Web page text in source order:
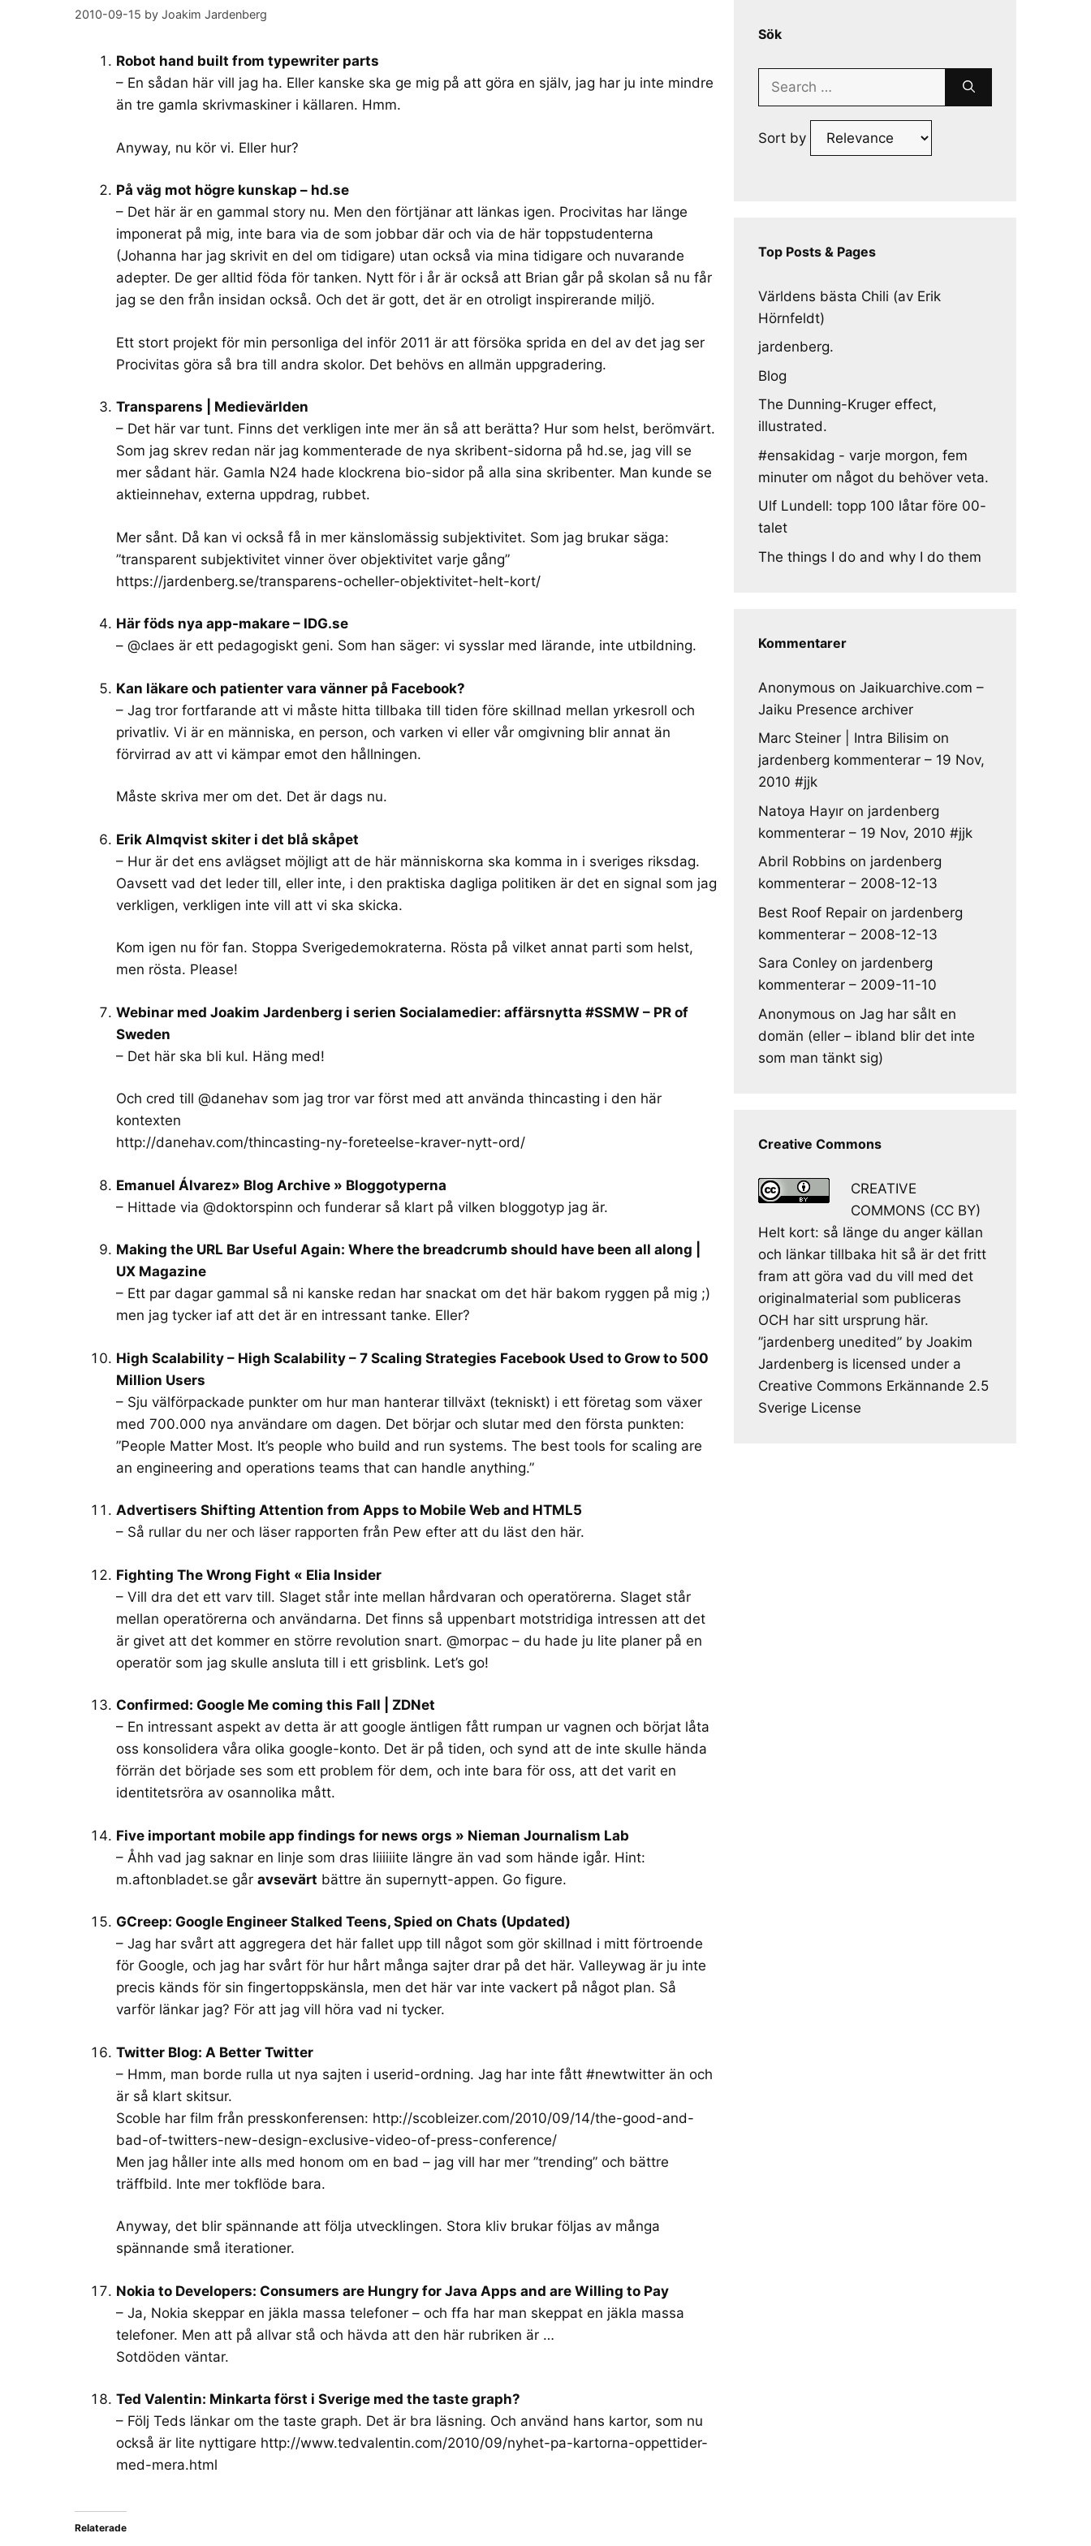
2010-09-15 by Joakim Jardenberg
Robot hand built from typewriter parts
– En sådan här vill jag ha. Eller kanske ska ge mig på att göra en själv, jag har ju inte mindre
än tre gamla skrivmaskiner i källaren. Hmm.
Anyway, nu kör vi. Eller hur?
På väg mot högre kunskap – hd.se
– Det här är en gammal story nu. Men den förtjänar att länkas igen. Procivitas har länge
imponerat på mig, inte bara via de som jobbar där och via de här toppstudenterna
(Johanna har jag skrivit en del om tidigare) utan också via mina tidigare och nuvarande
adepter. De ger alltid föda för tanken. Nytt för i år är också att Brian går på skolan så nu får
jag se den från insidan också. Och det är gott, det är en otroligt inspirerande miljö.
Ett stort projekt för min personliga del inför 2011 är att försöka sprida en del av det jag ser
Procivitas göra så bra till andra skolor. Det behövs en allmän uppgradering.
Transparens | Medievärlden
– Det här var tunt. Finns det verkligen inte mer än så att berätta? Hur som helst, berömvärt.
Som jag skrev redan när jag kommenterade de nya skribent-sidorna på hd.se, jag vill se
mer sådant här. Gamla N24 hade klockrena bio-sidor på alla sina skribenter. Man kunde se
aktieinnehav, externa uppdrag, rubbet.
Mer sånt. Då kan vi också få in mer känslomässig subjektivitet. Som jag brukar säga:
”transparent subjektivitet vinner över objektivitet varje gång”
https://jardenberg.se/transparens-ocheller-objektivitet-helt-kort/
Här föds nya app-makare – IDG.se
– @claes är ett pedagogiskt geni. Som han säger: vi sysslar med lärande, inte utbildning.
Kan läkare och patienter vara vänner på Facebook?
– Jag tror fortfarande att vi måste hitta tillbaka till tiden före skillnad mellan yrkesroll och
privatliv. Vi är en människa, en person, och varken vi eller vår omgivning blir annat än
förvirrad av att vi kämpar emot den hållningen.
Måste skriva mer om det. Det är dags nu.
Erik Almqvist skiter i det blå skåpet
– Hur är det ens avlägset möjligt att de här människorna ska komma in i sveriges riksdag.
Oavsett vad det leder till, eller inte, i den praktiska dagliga politiken är det en signal som jag
verkligen, verkligen inte vill att vi ska skicka.
Kom igen nu för fan. Stoppa Sverigedemokraterna. Rösta på vilket annat parti som helst,
men rösta. Please!
Webinar med Joakim Jardenberg i serien Socialamedier: affärsnytta #SSMW – PR of
Sweden
– Det här ska bli kul. Häng med!
Och cred till @danehav som jag tror var först med att använda thincasting i den här
kontexten
http://danehav.com/thincasting-ny-foreteelse-kraver-nytt-ord/
Emanuel Álvarez» Blog Archive » Bloggotyperna
– Hittade via @doktorspinn och funderar så klart på vilken bloggotyp jag är.
Making the URL Bar Useful Again: Where the breadcrumb should have been all along |
UX Magazine
– Ett par dagar gammal så ni kanske redan har snackat om det här bakom ryggen på mig ;)
men jag tycker iaf att det är en intressant tanke. Eller?
High Scalability – High Scalability – 7 Scaling Strategies Facebook Used to Grow to 500
Million Users
– Sju välförpackade punkter om hur man hanterar tillväxt (tekniskt) i ett företag som växer
med 700.000 nya användare om dagen. Det börjar och slutar med den första punkten:
”People Matter Most. It’s people who build and run systems. The best tools for scaling are
an engineering and operations teams that can handle anything.”
Advertisers Shifting Attention from Apps to Mobile Web and HTML5
– Så rullar du ner och läser rapporten från Pew efter att du läst den här.
Fighting The Wrong Fight « Elia Insider
– Vill dra det ett varv till. Slaget står inte mellan hårdvaran och operatörerna. Slaget står
mellan operatörerna och användarna. Det finns så uppenbart motstridiga intressen att det
är givet att det kommer en större revolution snart. @morpac – du hade ju lite planer på en
operatör som jag skulle ansluta till i ett grisblink. Let’s go!
Confirmed: Google Me coming this Fall | ZDNet
– En intressant aspekt av detta är att google äntligen fått rumpan ur vagnen och börjat låta
oss konsolidera våra olika google-konto. Det är på tiden, och synd att de inte skulle hända
förrän det började ses som ett problem för dem, och inte bara för oss, att det varit en
identitetsröra av osannolika mått.
Five important mobile app findings for news orgs » Nieman Journalism Lab
– Åhh vad jag saknar en linje som dras liiiiiite längre än vad som hände igår. Hint:
m.aftonbladet.se går avsevärt bättre än supernytt-appen. Go figure.
GCreep: Google Engineer Stalked Teens, Spied on Chats (Updated)
– Jag har svårt att aggregera det här fallet upp till något som gör skillnad i mitt förtroende
för Google, och jag har svårt för hur hårt många sajter drar på det här. Valleywag är ju inte
precis känds för sin fingertoppskänsla, men det här var inte vackert på något plan. Så
varför länkar jag? För att jag vill höra vad ni tycker.
Twitter Blog: A Better Twitter
– Hmm, man borde rulla ut nya sajten i userid-ordning. Jag har inte fått #newtwitter än och
är så klart skitsur.
Scoble har film från presskonferensen: http://scobleizer.com/2010/09/14/the-good-and-
bad-of-twitters-new-design-exclusive-video-of-press-conference/
Men jag håller inte alls med honom om en bad – jag vill har mer ”trending” och bättre
träffbild. Inte mer tokflöde bara.
Anyway, det blir spännande att följa utvecklingen. Stora kliv brukar följas av många
spännande små iterationer.
Nokia to Developers: Consumers are Hungry for Java Apps and are Willing to Pay
– Ja, Nokia skeppar en jäkla massa telefoner – och ffa har man skeppat en jäkla massa
telefoner. Men att på allvar stå och hävda att den här rubriken är …
Sotdöden väntar.
Ted Valentin: Minkarta först i Sverige med the taste graph?
– Följ Teds länkar om the taste graph. Det är bra läsning. Och använd hans kartor, som nu
också är lite nyttigare http://www.tedvalentin.com/2010/09/nyhet-pa-kartorna-oppettider-
med-mera.html
Relaterade
Sök
Search
Sort by
Top Posts & Pages
Världens bästa Chili (av Erik
Hörnfeldt)
jardenberg.
Blog
The Dunning-Kruger effect,
illustrated.
#ensakidag - varje morgon, fem
minuter om något du behöver veta.
Ulf Lundell: topp 100 låtar före 00-
talet
The things I do and why I do them
Kommentarer
Anonymous on Jaikuarchive.com –
Jaiku Presence archiver
Marc Steiner | Intra Bilisim on
jardenberg kommenterar – 19 Nov,
2010 #jjk
Natoya Hayır on jardenberg
kommenterar – 19 Nov, 2010 #jjk
Abril Robbins on jardenberg
kommenterar – 2008-12-13
Best Roof Repair on jardenberg
kommenterar – 2008-12-13
Sara Conley on jardenberg
kommenterar – 2009-11-10
Anonymous on Jag har sålt en
domän (eller – ibland blir det inte
som man tänkt sig)
Creative Commons
CREATIVE
COMMONS (CC BY)
Helt kort: så länge du anger källan
och länkar tillbaka hit så är det fritt
fram att göra vad du vill med det
originalmaterial som publiceras
OCH har sitt ursprung här.
”jardenberg unedited” by Joakim
Jardenberg is licensed under a
Creative Commons Erkännande 2.5
Sverige License